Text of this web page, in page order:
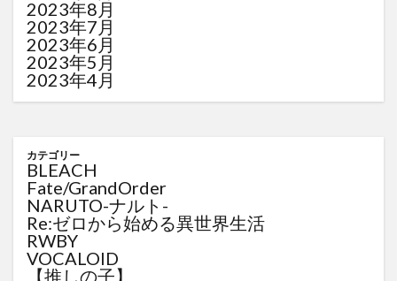
2023年8月
2023年7月
2023年6月
2023年5月
2023年4月
カテゴリー
BLEACH
Fate/GrandOrder
NARUTO-ナルト-
Re:ゼロから始める異世界生活
RWBY
VOCALOID
【推しの子】